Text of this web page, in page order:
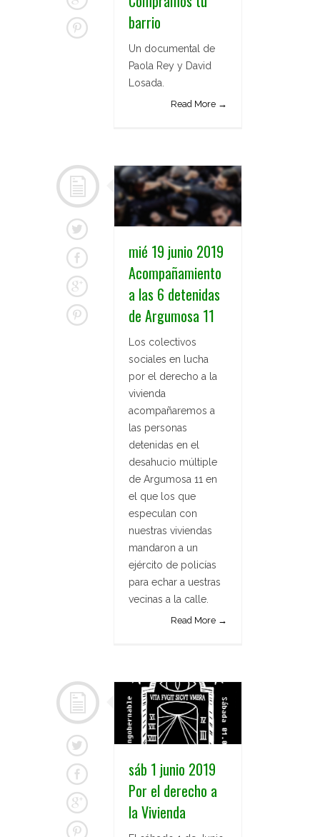
barrio
Un documental de
Paola Rey y David
Losada.
Read More →
mié 19 junio 2019
Acompañamiento
a las 6 detenidas
de Argumosa 11
Los colectivos
sociales en lucha
por el derecho a la
vivienda
acompañaremos a
las personas
detenidas en el
desahucio múltiple
de Argumosa 11 en
el que los que
especulan con
nuestras viviendas
mandaron a un
ejército de policías
para echar a uestras
vecinas a la calle.
Read More →
sáb 1 junio 2019
Por el derecho a
la Vivienda